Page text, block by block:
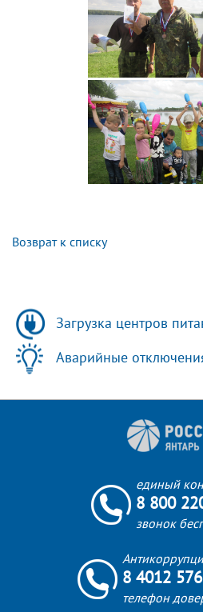
Возврат к списку
Загрузка центров
Аварийные
единый
8 800
звонок
8 4012
телефон